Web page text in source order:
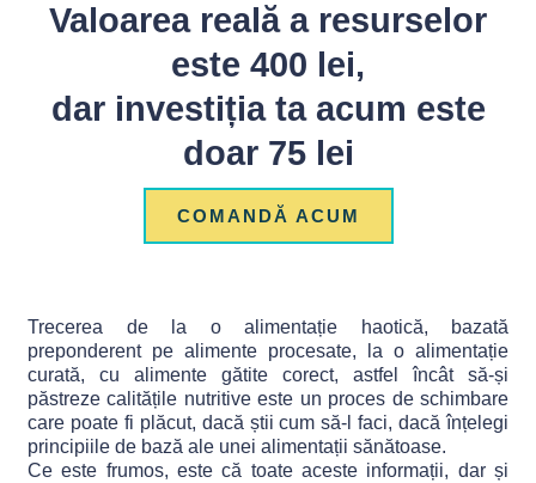
Valoarea reală a resurselor
este 400 lei,
dar investiția ta acum este
doar 75 lei
COMANDĂ ACUM
Trecerea de la o alimentație haotică, bazată
preponderent pe alimente procesate, la o alimentație
curată, cu alimente gătite corect, astfel încât să-și
păstreze calitățile nutritive este un proces de schimbare
care poate fi plăcut, dacă știi cum să-l faci, dacă înțelegi
principiile de bază ale unei alimentații sănătoase.
Ce este frumos, este că toate aceste informații, dar și